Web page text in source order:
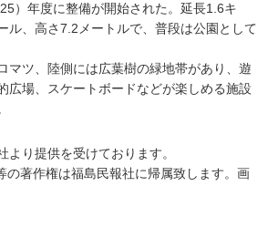
）年度に整備が開始された。延長1.6キ
ル、高さ7.2メートルで、普段は公園として
マツ、陸側には広葉樹の緑地帯があり、遊
広場、スケートボードなどが楽しめる施設
り提供を受けております。
著作権は福島民報社に帰属致します。画